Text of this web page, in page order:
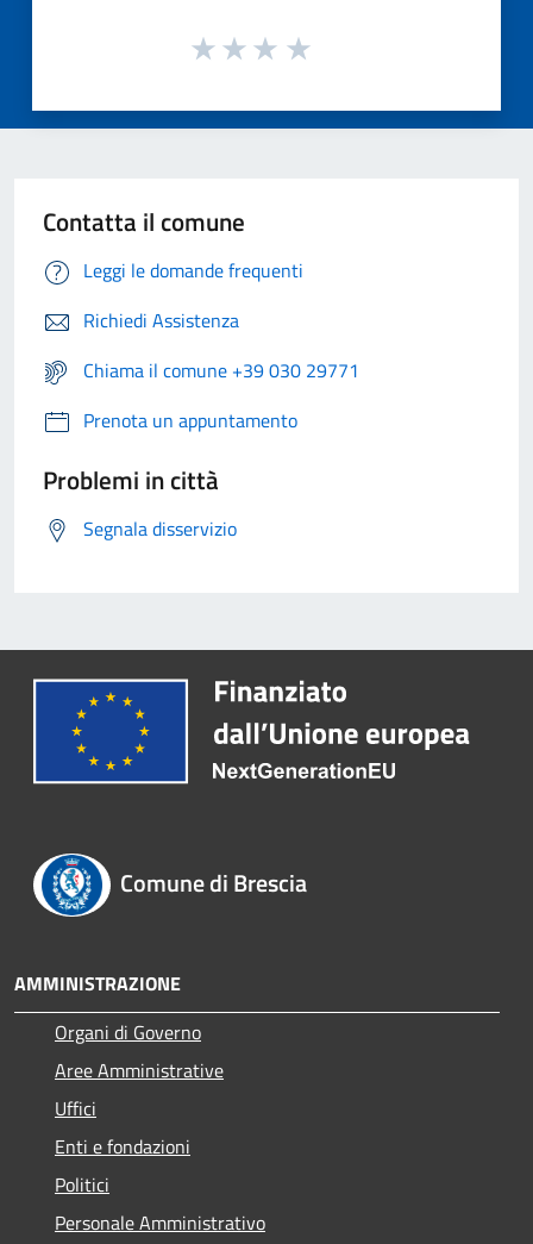
Contatta il comune
Leggi le domande frequenti
Richiedi Assistenza
Chiama il comune +39 030 29771
Prenota un appuntamento
Problemi in città
Segnala disservizio
Comune di Brescia
AMMINISTRAZIONE
Organi di Governo
Aree Amministrative
Uffici
Enti e fondazioni
Politici
Personale Amministrativo